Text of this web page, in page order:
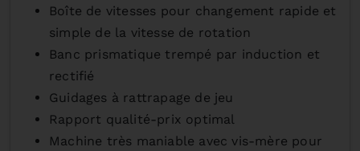
Boîte de vitesses pour changement rapide et
simple de la vitesse de rotation
Banc prismatique trempé par induction et
rectifié
Guidages à rattrapage de jeu
Rapport qualité-prix optimal
Machine très maniable avec vis-mère pour